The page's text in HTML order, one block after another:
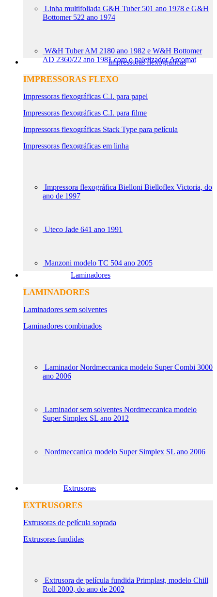
Linha multifoliada G&H Tuber 501 ano 1978 e G&H
Bottomer 522 ano 1974
W&H Tuber AM 2180 ano 1982 e W&H Bottomer
AD 2360/22 ano 1981 com o paletizador Arcomat
Impressoras flexográficas
IMPRESSORAS FLEXO
Impressoras flexográficas C.I. para papel
Impressoras flexográficas C.I. para filme
Impressoras flexográficas Stack Type para película
Impressoras flexográficas em linha
Impressora flexográfica Bielloni Bielloflex Victoria, do
ano de 1997
Uteco Jade 641 ano 1991
Manzoni modelo TC 504 ano 2005
Laminadores
LAMINADORES
Laminadores sem solventes
Laminadores combinados
Laminador Nordmeccanica modelo Super Combi 3000
ano 2006
Laminador sem solventes Nordmeccanica modelo
Super Simplex SL ano 2012
Nordmeccanica modelo Super Simplex SL ano 2006
Extrusoras
EXTRUSORES
Extrusoras de película soprada
Extrusoras fundidas
Extrusora de película fundida Primplast, modelo Chill
Roll 2000, do ano de 2002